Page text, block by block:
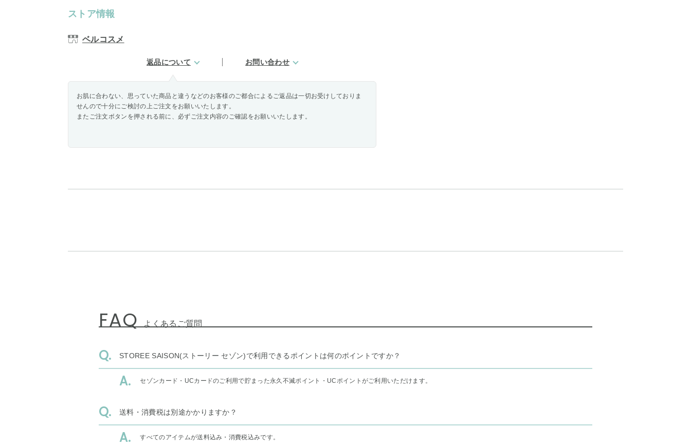
ストア情報
ベルコスメ
返品について お問い合わせ
お肌に合わない、思っていた商品と違うなどのお客様のご都合によるご返品は一切お受けしておりま
せんので十分にご検討の上ご注文をお願いいたします。
またご注文ボタンを押される前に、必ずご注文内容のご確認をお願いいたします。
FAQ よくあるご質問
STOREE SAISON(ストーリー セゾン)で利用できるポイントは何のポイントですか？
セゾンカード・UCカードのご利用で貯まった永久不滅ポイント・UCポイントがご利用いただけます。
送料・消費税は別途かかりますか？
すべてのアイテムが送料込み・消費税込みです。